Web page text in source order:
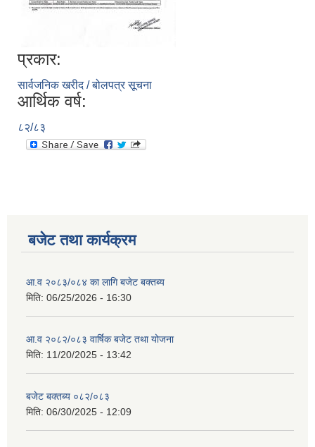
प्रकार:
सार्वजनिक खरीद / बोलपत्र सूचना
आर्थिक वर्ष:
८२/८३
बजेट तथा कार्यक्रम
आ.व २०८३/०८४ का लागि बजेट बक्तब्य
मिति: 06/25/2026 - 16:30
आ.व २०८२/०८३ वार्षिक बजेट तथा योजना
मिति: 11/20/2025 - 13:42
बजेट बक्तब्य ०८२/०८३
मिति: 06/30/2025 - 12:09